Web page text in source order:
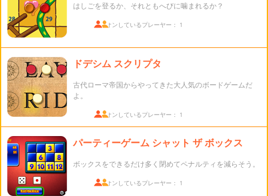
はしごを登るか、それともへびに噛まれるか？
ログオンしているプレーヤー： 1
ドデシム スクリプタ
古代ローマ帝国からやってきた大人気のボードゲームだ
よ。
ログオンしているプレーヤー： 1
パーティーゲーム シャット ザ ボックス
ボックスをできるだけ多く閉めてペナルティを減らそう。
ログオンしているプレーヤー： 1